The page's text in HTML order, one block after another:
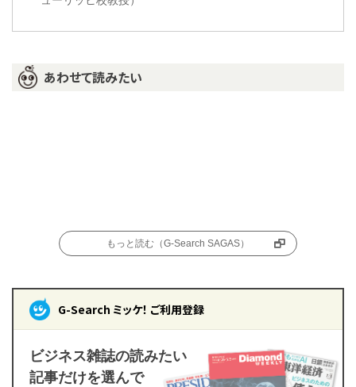
あわせて読みたい
もっと読む（G-Search SAGAS）
G-Search ミッケ！ ご利用登録
ビジネス雑誌の読みたい
記事だけを選んで